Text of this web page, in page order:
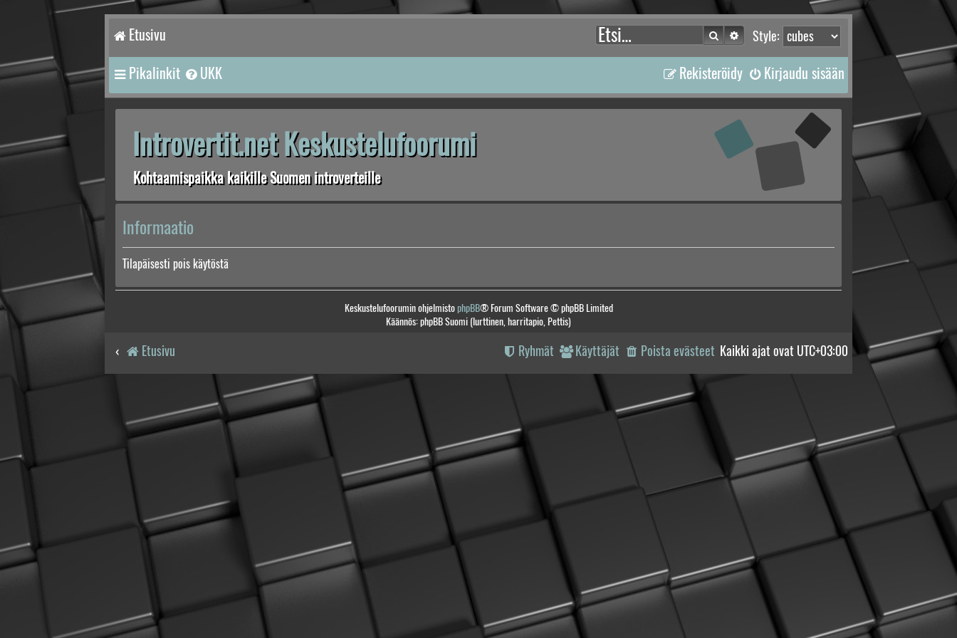
Etusivu Style:
Etsi Tarkennettu haku
Pikalinkit UKK Kirjaudu sisään
Rekisteröidy
Introvertit.net Keskustelufoorumi
Kohtaamispaikka kaikille Suomen introverteille
Informaatio
Tilapäisesti pois käytöstä
Keskustelufoorumin ohjelmistophpBB® Forum Software © phpBB Limited
Käännös: phpBB Suomi (lurttinen, harritapio, Pettis)
Etusivu Kaikki ajat ovat UTC+03:00
Poista evästeet
Käyttäjät
Ryhmät